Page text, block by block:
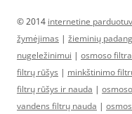
© 2014 internetine
žymėjimas | žieminių
nugeležinimui | osmoso
filtrų rūšys | minkštinimo
filtrų rūšys ir nauda |
vandens filtrų nauda |